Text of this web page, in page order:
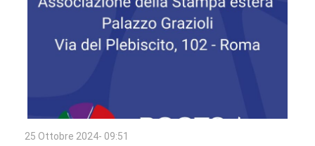
25 Ottobre 2024- 09:51